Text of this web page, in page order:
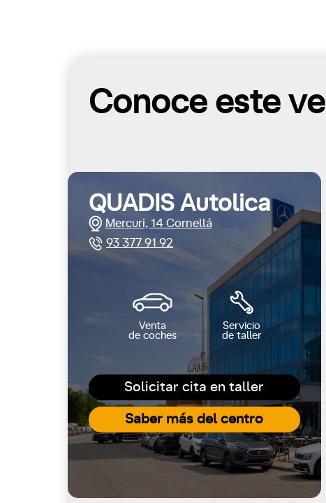
Conoce este
Solicitar cita en taller
Saber más del centro
QUADIS Autolica
Mercuri, 14 Cornellá
93 377 91 92
Venta
de coches
Servicio
de taller